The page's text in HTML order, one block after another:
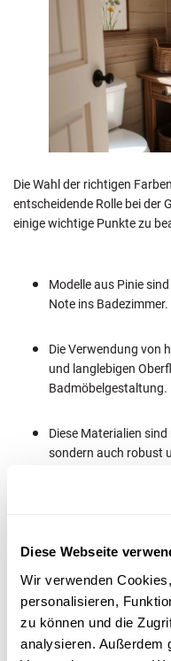
Diese Webseite
Wir verwenden
personalisieren,
zu können und die
analysieren. Außerdem
Die Wahl der richtigen
entscheidende Rolle bei der
einige wichtige Punkte zu
Modelle aus Pinie
Note ins Badezimmer.
Die Verwendung von
und langlebigen
Badmöbelgestaltung.
Diese Materialien
sondern auch robust
rustikalen Holzdekoren
erzielen. Helle Holztöne,
Trend und erzeugen ein
Akzenten. Diese